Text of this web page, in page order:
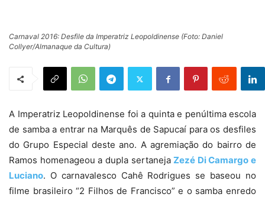
Carnaval 2016: Desfile da Imperatriz Leopoldinense (Foto: Daniel
Collyer/Almanaque da Cultura)
A Imperatriz Leopoldinense foi a quinta e penúltima escola
de samba a entrar na Marquês de Sapucaí para os desfiles
do Grupo Especial deste ano. A agremiação do bairro de
Ramos homenageou a dupla sertanejaZezé Di Camargo e
Luciano. O carnavalesco Cahê Rodrigues se baseou no
filme brasileiro “2 Filhos de Francisco” e o samba enredo